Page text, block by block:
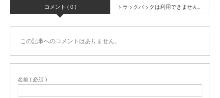
コメント ( 0 ) トラックバックは利用できません。
この記事へのコメントはありません。
名前 ( 必須 )